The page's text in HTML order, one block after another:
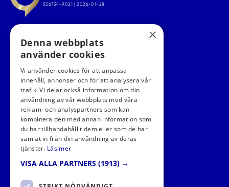
FÖLJ OSS I SOCIALA MEDIER
×
Denna webbplats
använder cookies
Vi använder cookies för att anpassa
innehåll, annonser och för att analysera vår
trafik. Vi delar också information om din
användning av vår webbplats med våra
reklam- och analyspartners som kan
kombinera den med annan information som
du har tillhandahållit dem eller som de har
samlat in från din användning av deras
tjänster. Läs mer
VISA ALLA PARTNERS (1913) →